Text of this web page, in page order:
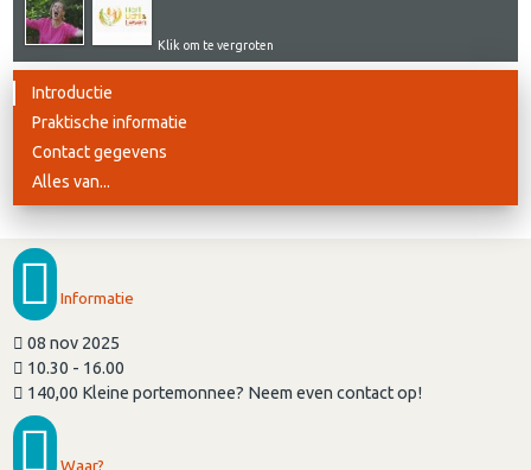
Klik om te vergroten
Introductie
Praktische informatie
Contact gegevens
Alles van...
Informatie
08 nov 2025
10.30 - 16.00
140,00 Kleine portemonnee? Neem even contact op!
Waar?